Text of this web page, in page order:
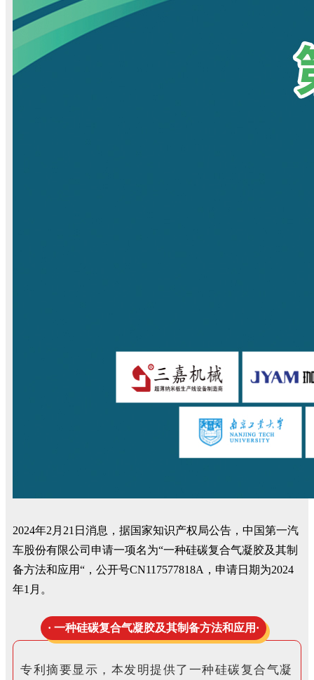
2024年2月21日消息，据国家知识产权局公告，中国第一汽
车股份有限公司申请一项名为“一种硅碳复合气凝胶及其制
备方法和应用“，公开号CN117577818A，申请日期为2024
年1月。
· 一种硅碳复合气凝胶及其制备方法和应用·
专利摘要显示，本发明提供了一种硅碳复合气凝